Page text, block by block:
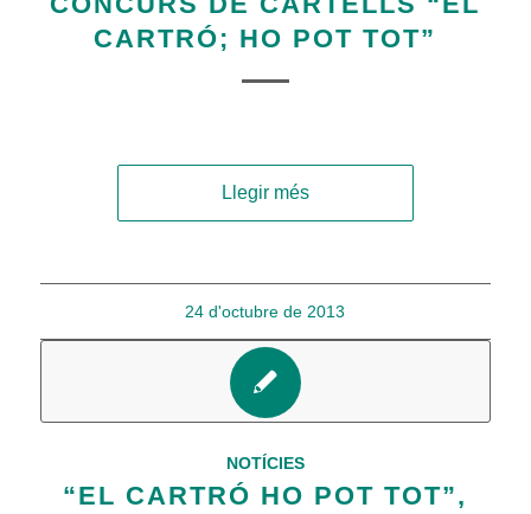
CARTRÓ; HO POT TOT”
Llegir més
24 d'octubre de 2013
NOTÍCIES
“EL CARTRÓ HO POT TOT”,